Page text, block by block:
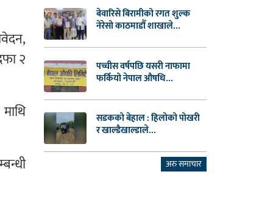
२
बेवारिसे बिरामीको रगत शुल्क
नेरेसो काठमाडौँ शाखाले...
पच्चीस वर्षपछि यसरी नाफामा
फर्कियो नेपाल औषधि...
सडकको बेहाल : हिलोको पोखरी
र खाल्डैखाल्डाले...
अरु समाचार